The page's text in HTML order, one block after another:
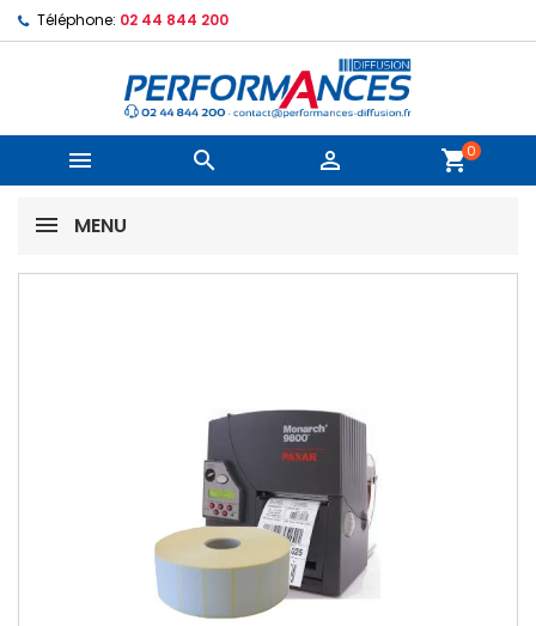
Téléphone: 02 44 844 200
   shopping_cart0
MENU